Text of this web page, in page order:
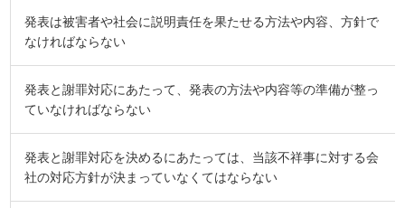
発表は被害者や社会に説明責任を果たせる方法や内容、方針で
なければならない
発表と謝罪対応にあたって、発表の方法や内容等の準備が整っ
ていなければならない
発表と謝罪対応を決めるにあたっては、当該不祥事に対する会
社の対応方針が決まっていなくてはならない